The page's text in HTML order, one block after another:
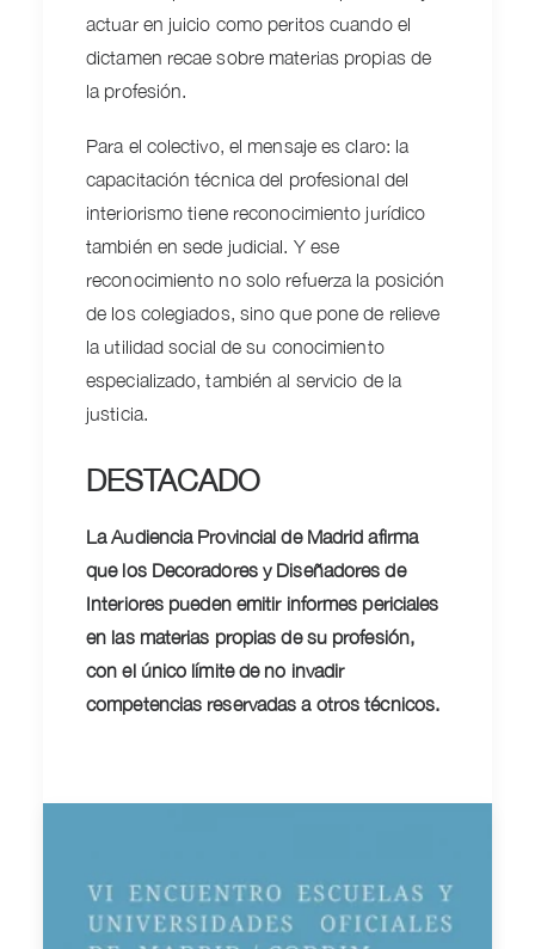
actuar en juicio como peritos cuando el
dictamen recae sobre materias propias de
la profesión.
Para el colectivo, el mensaje es claro: la
capacitación técnica del profesional del
interiorismo tiene reconocimiento jurídico
también en sede judicial. Y ese
reconocimiento no solo refuerza la posición
de los colegiados, sino que pone de relieve
la utilidad social de su conocimiento
especializado, también al servicio de la
justicia.
DESTACADO
La Audiencia Provincial de Madrid afirma
que los Decoradores y Diseñadores de
Interiores pueden emitir informes periciales
en las materias propias de su profesión,
con el único límite de no invadir
competencias reservadas a otros técnicos.